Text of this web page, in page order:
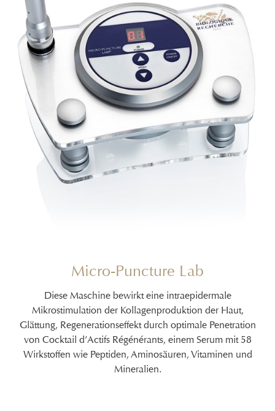
Micro-Puncture Lab
Diese Maschine bewirkt eine intraepidermale
Mikrostimulation der Kollagenproduktion der Haut,
Glättung, Regenerationseffekt durch optimale Penetration
von Cocktail d’Actifs Régénérants, einem Serum mit 58
Wirkstoffen wie Peptiden, Aminosäuren, Vitaminen und
Mineralien.